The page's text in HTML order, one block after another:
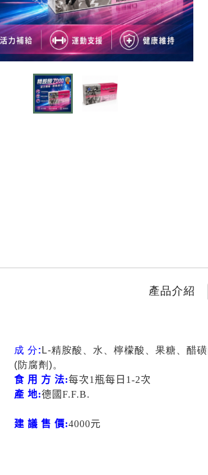
產品介紹
成 分: L-精胺酸、水、檸檬酸、果糖、醋
(防腐劑)。
食 用 方 法:每次1瓶每日1-2次
產 地:德國F.F.B.
建 議 售 價:4000元